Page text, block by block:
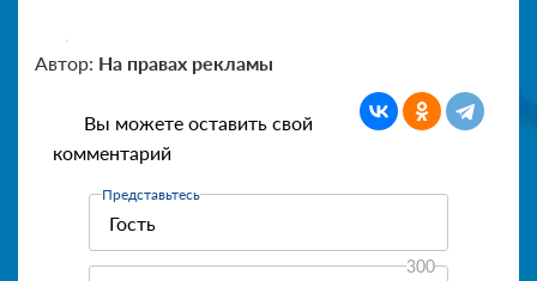
Автор: На правах рекламы
Вы можете оставить свой
комментарий
Представьтесь
300